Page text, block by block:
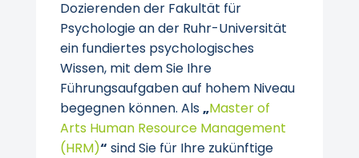
Dozierenden der Fakultät für
Psychologie an der Ruhr-Universität
ein fundiertes psychologisches
Wissen, mit dem Sie Ihre
Führungsaufgaben auf hohem Niveau
begegnen können. Als„Master of
Arts Human Resource Management
(HRM)“ sind Sie für Ihre zukünftige